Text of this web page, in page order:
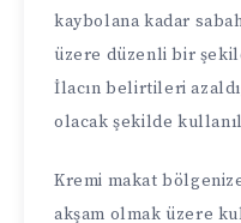
kaybolana kadar
üzere düzenli bir
İlacın belirtileri
olacak şekilde
Kremi makat
akşam olmak üzere